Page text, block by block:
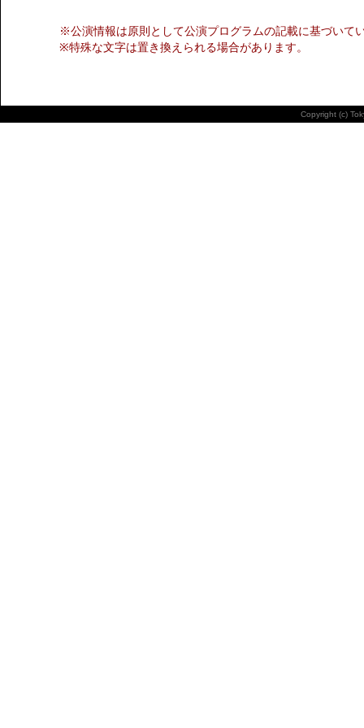
※公演情報は原則として公演プログラムの記載に基づいて
※特殊な文字は置き換えられる場合があります。
Copyright (c)